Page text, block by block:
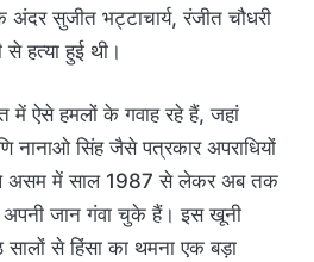
सुजीत भट्टाचार्य, रंजीत चौधरी
हत्या हुई थी।
में ऐसे हमलों के गवाह रहे हैं, जहां
नानाओ सिंह जैसे पत्रकार अपराधियों
असम में साल 1987 से लेकर अब तक
अपनी जान गंवा चुके हैं। इस खूनी
से हिंसा का थमना एक बड़ा